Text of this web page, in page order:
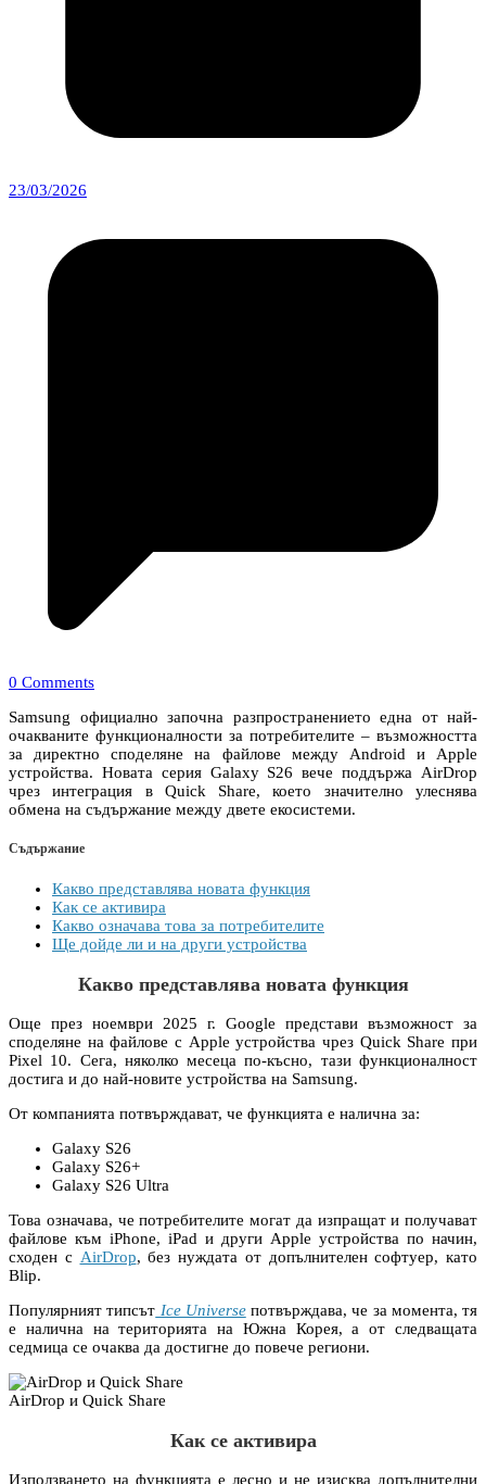
23/03/2026
0 Comments
Samsung официално започна разпространението една от най-
очакваните функционалности за потребителите – възможността
за директно споделяне на файлове между Android и Apple
устройства. Новата серия Galaxy S26 вече поддържа AirDrop
чрез интеграция в Quick Share, което значително улеснява
обмена на съдържание между двете екосистеми.
Съдържание
Какво представлява новата функция
Как се активира
Какво означава това за потребителите
Ще дойде ли и на други устройства
Какво представлява новата функция
Още през ноември 2025 г. Google представи възможност за
споделяне на файлове с Apple устройства чрез Quick Share при
Pixel 10. Сега, няколко месеца по-късно, тази функционалност
достига и до най-новите устройства на Samsung.
От компанията потвърждават, че функцията е налична за:
Galaxy S26
Galaxy S26+
Galaxy S26 Ultra
Това означава, че потребителите могат да изпращат и получават
файлове към iPhone, iPad и други Apple устройства по начин,
сходен с AirDrop, без нуждата от допълнителен софтуер, като
Blip.
Популярният типсът Ice Universeпотвърждава, че за момента, тя
е налична на територията на Южна Корея, а от следващата
седмица се очаква да достигне до повече региони.
AirDrop и Quick Share
Как се активира
Използването на функцията е лесно и не изисква допълнителни